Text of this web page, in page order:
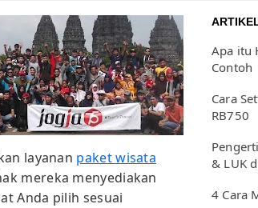
layanan paket wisata
mereka menyediakan
Anda pilih sesuai
Apa itu
Contoh
Cara
RB750
& LUK
4 Cara